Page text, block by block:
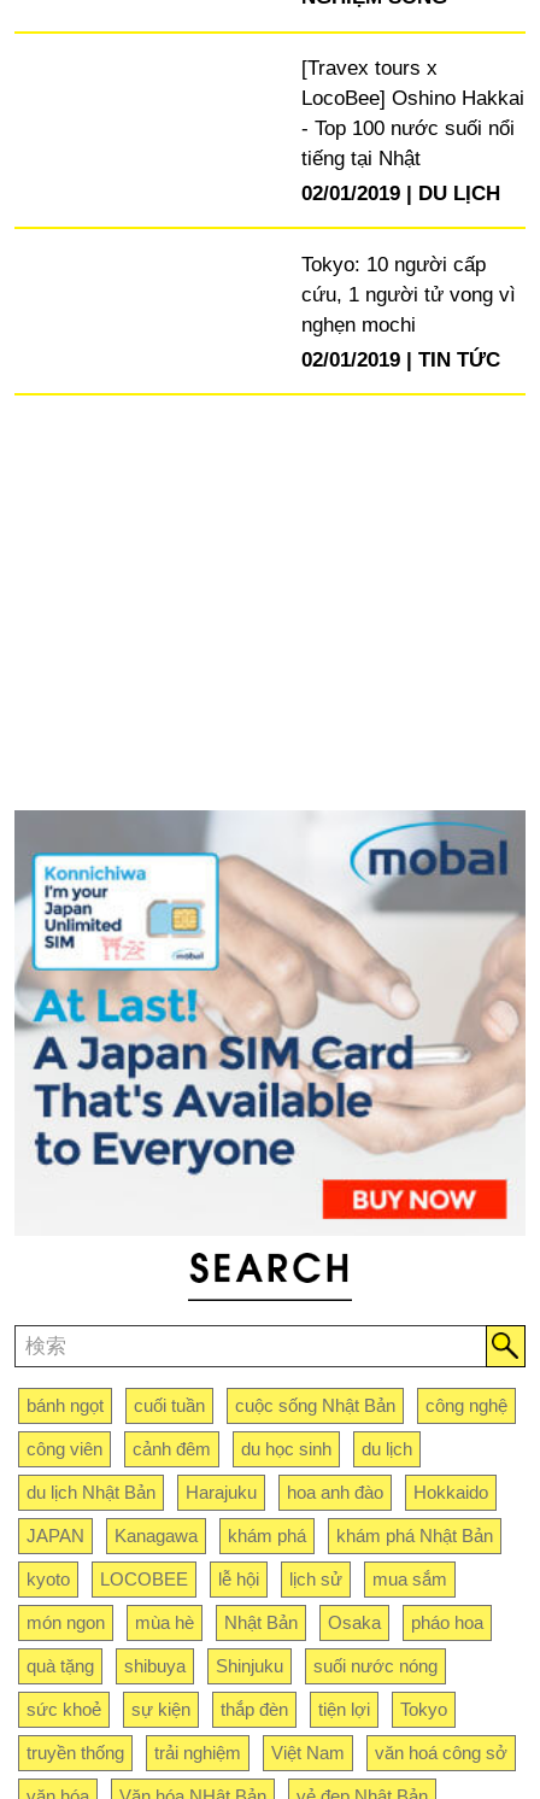
[Travex tours x
LocoBee] Oshino Hakkai
- Top 100 nước suối nổi
tiếng tại Nhật
02/01/2019
DU LỊCH
Tokyo: 10 người cấp
cứu, 1 người tử vong vì
nghẹn mochi
02/01/2019
TIN TỨC
bánh ngọt cuối tuần cuộc sống Nhật Bản công nghệ
công viên cảnh đêm du học sinh du lịch
du lịch Nhật Bản Harajuku hoa anh đào Hokkaido
JAPAN Kanagawa khám phá khám phá Nhật Bản
kyoto LOCOBEE lễ hội lịch sử mua sắm
món ngon mùa hè Nhật Bản Osaka pháo hoa
quà tặng shibuya Shinjuku suối nước nóng
sức khoẻ sự kiện thắp đèn tiện lợi Tokyo
truyền thống trải nghiệm Việt Nam văn hoá công sở